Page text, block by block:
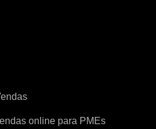
online para PMEs